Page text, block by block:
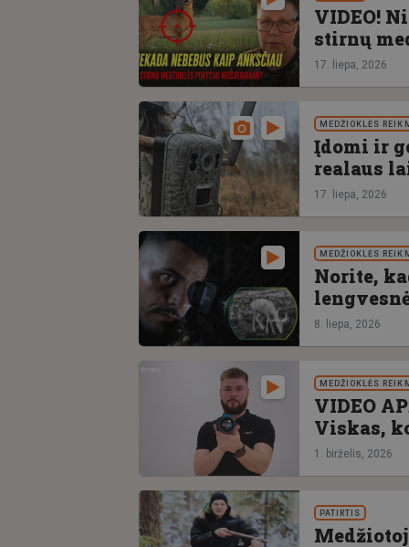
VIDEO!
stirnų
17. liepa, 2026
MEDŽIOKLĖS
Įdomi ir
realaus
17. liepa, 2026
MEDŽIOKLĖS
Norite,
8. liepa, 2026
MEDŽIOKLĖS
VIDEO
Viskas,
1. birželis, 2026
PATIRTIS